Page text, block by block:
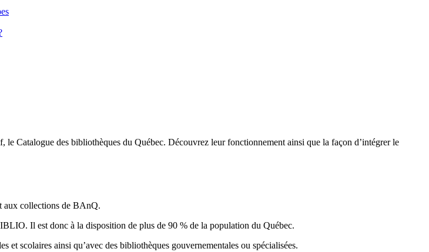
Catalogue des bibliothèques du Québec. Découvrez leur fonctionnement ainsi que la façon d’intégrer le
aux collections de BAnQ.
Il est donc à la disposition de plus de 90 % de la population du Québec.
et scolaires ainsi qu’avec des bibliothèques gouvernementales ou spécialisées.